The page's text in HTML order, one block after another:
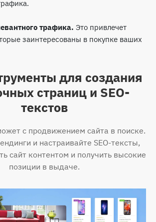
трафика. Это привлечет
заинтересованы в покупке ваших
для создания
страниц и SEO-
текстов
с продвижением сайта в поиске.
и настраивайте SEO-тексты,
сайт контентом и получить высокие
позиции в выдаче.